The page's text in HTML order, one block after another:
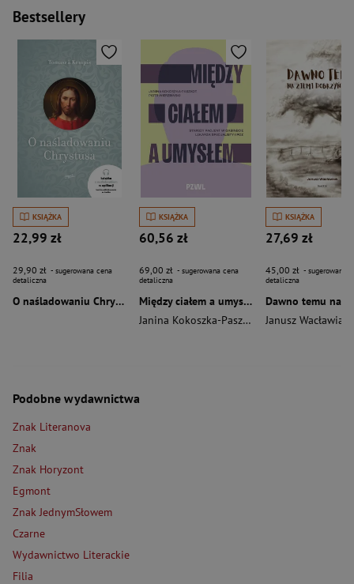
Bestsellery
KSIĄŻKA
22,99 zł
29,90 zł - sugerowana cena
detaliczna
O naśladowaniu Chrystusa wyd. 2026
KSIĄŻKA
60,56 zł
69,00 zł - sugerowana cena
detaliczna
Między ciałem a umysłem
Janina Kokoszka-Paszkot
Piotr Wierzbiński
KSIĄŻKA
27,69 zł
45,00 zł - sugerowana
detaliczna
Janusz Wacławiak
Podobne wydawnictwa
Znak Literanova
Znak
Znak Horyzont
Egmont
Znak JednymSłowem
Czarne
Wydawnictwo Literackie
Filia